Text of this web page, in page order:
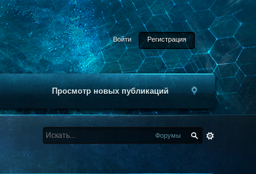
Войти Регистрация
Просмотр новых публикаций
Форумы